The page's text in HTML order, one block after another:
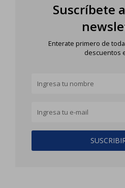
Suscríbete
Enterate primero de
descuentos